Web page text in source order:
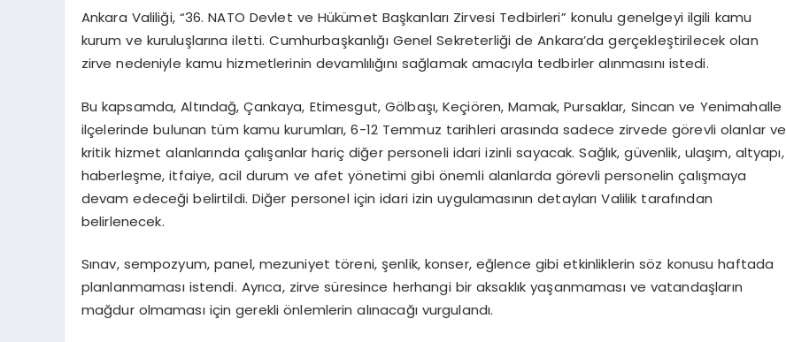
Ankara Valiliği, “36. NATO Devlet ve Hükümet Başkanları Zirvesi Tedbirleri” konulu genelgeyi ilgili kamu
kurum ve kuruluşlarına iletti. Cumhurbaşkanlığı Genel Sekreterliği de Ankara’da gerçekleştirilecek olan
zirve nedeniyle kamu hizmetlerinin devamlılığını sağlamak amacıyla tedbirler alınmasını istedi.
Bu kapsamda, Altındağ, Çankaya, Etimesgut, Gölbaşı, Keçiören, Mamak, Pursaklar, Sincan ve Yenimahalle
ilçelerinde bulunan tüm kamu kurumları, 6-12 Temmuz tarihleri arasında sadece zirvede görevli olanlar ve
kritik hizmet alanlarında çalışanlar hariç diğer personeli idari izinli sayacak. Sağlık, güvenlik, ulaşım, altyapı,
haberleşme, itfaiye, acil durum ve afet yönetimi gibi önemli alanlarda görevli personelin çalışmaya
devam edeceği belirtildi. Diğer personel için idari izin uygulamasının detayları Valilik tarafından
belirlenecek.
Sınav, sempozyum, panel, mezuniyet töreni, şenlik, konser, eğlence gibi etkinliklerin söz konusu haftada
planlanmaması istendi. Ayrıca, zirve süresince herhangi bir aksaklık yaşanmaması ve vatandaşların
mağdur olmaması için gerekli önlemlerin alınacağı vurgulandı.